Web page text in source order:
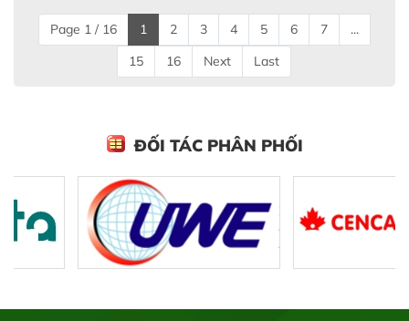
Page 1 / 16 1 2 3 4 5 6 7
...
15
16 Next Last
ĐỐI TÁC PHÂN PHỐI